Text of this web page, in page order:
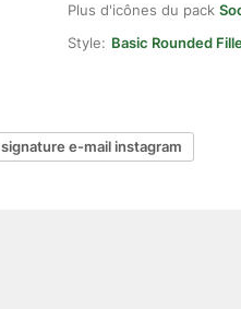
Plus d'icônes du pack
Style: Basic Rounded
signature e-mail instagram